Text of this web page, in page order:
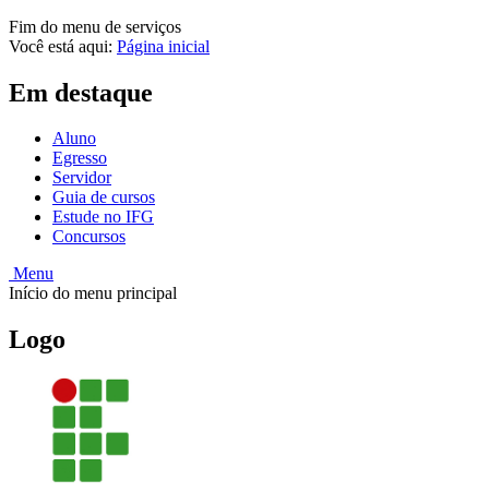
Fim do menu de serviços
Você está aqui: Página inicial
Em destaque
Aluno
Egresso
Servidor
Guia de cursos
Estude no IFG
Concursos
Menu
Início do menu principal
Logo